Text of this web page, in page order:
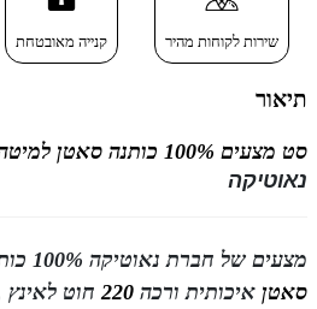
שירות לקוחות מהיר קנייה מאובטחת
תיאור
סט מצעים 100% כותנה סאטן
נאוטיקה
מצעים של חברת נאוטיקה
סאטן איכותית ורכה חוט לאינץ